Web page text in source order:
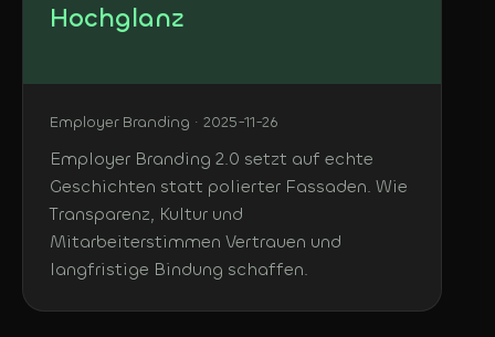
Hochglanz
Employer Branding · 2025-11-26
Employer Branding 2.0 setzt auf echte
Geschichten statt polierter Fassaden. Wie
Transparenz, Kultur und
Mitarbeiterstimmen Vertrauen und
langfristige Bindung schaffen.